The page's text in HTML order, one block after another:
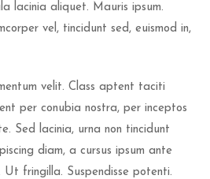
lacinia aliquet. Mauris ipsum.
vel, tincidunt sed, euismod in,
velit. Class aptent taciti
per conubia nostra, per inceptos
Sed lacinia, urna non tincidunt
diam, a cursus ipsum ante
fringilla. Suspendisse potenti.